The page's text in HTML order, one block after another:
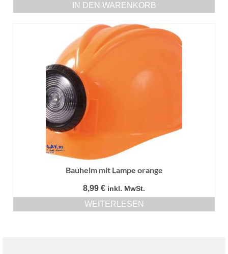
IN DEN WARENKORB
Bauhelm mit Lampe orange
8,99 € inkl. MwSt.
WEITERLESEN